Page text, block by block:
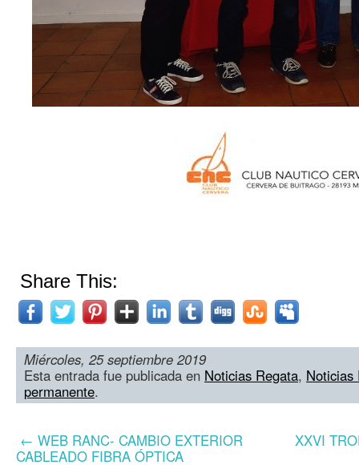
Share This:
Miércoles, 25 septiembre 2019
Esta entrada fue publicada en Noticias Regata, Noticias
permanente.
← WEB RANC- CAMBIO EXTERIOR
CABLEADO FIBRA ÓPTICA
XXVI